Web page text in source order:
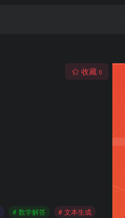
收藏 0
# 数学解答 # 文本生成